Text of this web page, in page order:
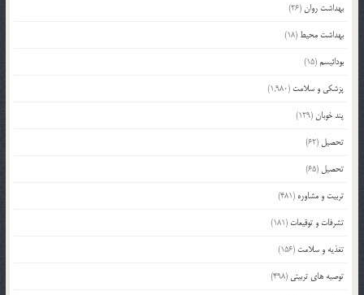
بهداشت روان(26)
بهداشت محیط (18)
بودائیسم(15)
پزشکی و سلامت (1,980)
پند خوبان(129)
تحصیل (62)
تحصیل (65)
تربیت و مشاوره (481)
تشرفات و توقیعات (181)
تغذیه و سلامت (156)
توصیه های تربیتی (498)